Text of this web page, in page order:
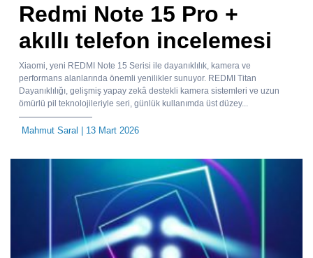
Redmi Note 15 Pro +
akıllı telefon incelemesi
Xiaomi, yeni REDMI Note 15 Serisi ile dayanıklılık, kamera ve
performans alanlarında önemli yenilikler sunuyor. REDMI Titan
Dayanıklılığı, gelişmiş yapay zekâ destekli kamera sistemleri ve uzun
ömürlü pil teknolojileriyle seri, günlük kullanımda üst düzey...
Mahmut Saral | 13 Mart 2026